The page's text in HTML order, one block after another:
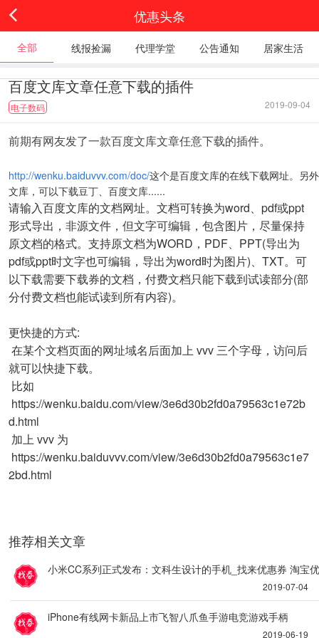
优惠头条
全部 线报捡漏 代理学堂 公告通知 居家生活
百度文库文章任意下载的插件
电子数码 2019-09-04
前期有网友发了一款百度文库文章任意下载的插件。
http://wenku.baiduvvv.com/doc/这个是百度文库的在线下载网址。另
文库，可以下载豆丁、百度文库......
请输入百度文库的文档网址。文档可转换为word、pdf或ppt
形式导出，非源文件，但文字可编辑，包含图片，尽量保持
原文档的格式。支持原文档为WORD，PDF、PPT(导出为
pdf或ppt时文字也可编辑，导出为word时为图片)、TXT。可
以下载需要下载券的文档，付费文档只能下载到试读部分(部
分付费文档也能试读到所有内容)。
更快捷的方式:
在某个文档页面的网址域名后面加上 vvv 三个字母，访问后
就可以快捷下载。
比如
https://wenku.baidu.com/view/3e6d30b2fd0a79563c1e72b
d.html
加上 vvv 为
https://wenku.baiduvvv.com/view/3e6d30b2fd0a79563c1e7
2bd.html
推荐相关文章
小米CC系列正式发布：文科生设计的手机_找来优惠券 淘宝
2019-07-04
iPhone有线网卡新品上市飞智八爪鱼手游电竞游戏手柄
2019-06-19